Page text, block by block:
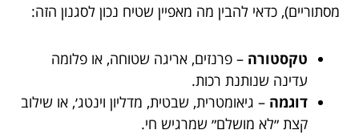
מסתוריים), כדאי להבין מה מאפיין שטיח נכון לסגנון הזה:
טקסטורה – פרנזים, אריגה שטוחה, או פלומה
עדינה שנותנת רכות.
דוגמה – גיאומטרית, שבטית, מדליון וינטג׳, או שילוב
קצת ״לא מושלם״ שמרגיש חי.